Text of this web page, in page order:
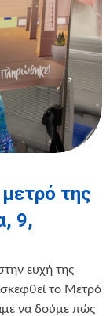
της
9,
ευχή της
το Μετρό
να δούμε πώς